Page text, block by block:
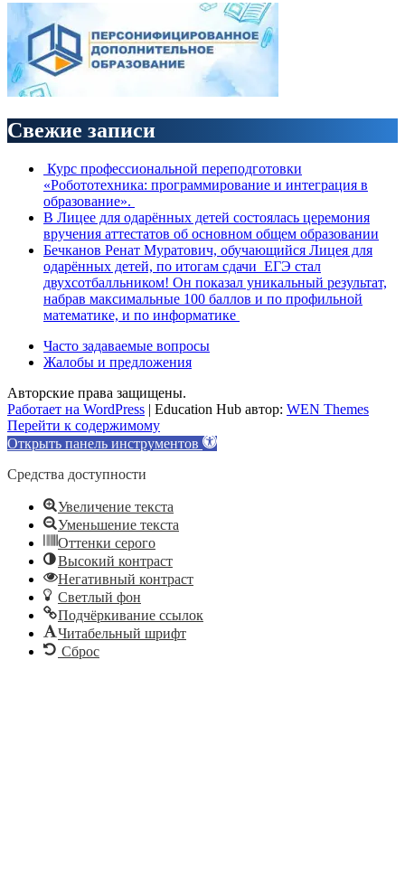
Свежие записи
Курс профессиональной переподготовки
«Робототехника: программирование и интеграция в
образование».
В Лицее для одарённых детей состоялась церемония
вручения аттестатов об основном общем образовании
Бечканов Ренат Муратович, обучающийся Лицея для
одарённых детей, по итогам сдачи ЕГЭ стал
двухсотбалльником! Он показал уникальный результат,
набрав максимальные 100 баллов и по профильной
математике, и по информатике
Часто задаваемые вопросы
Жалобы и предложения
Авторские права защищены.
Работает на WordPress | Education Hub автор: WEN Themes
Перейти к содержимому
Открыть панель инструментов
Средства доступности
Увеличение текста
Уменьшение текста
Оттенки серого
Высокий контраст
Негативный контраст
Светлый фон
Подчёркивание ссылок
Читабельный шрифт
Сброс